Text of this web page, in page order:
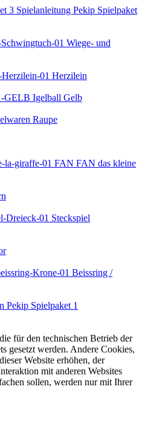
Spielanleitung Pekip Spielpaket
Wiege- und
Herzilein
Igelball Gelb
Raupe
FAN FAN das kleine
Steckspiel
Beissring /
Pekip Spielpaket 1
für den technischen Betrieb der
gesetzt werden. Andere Cookies,
Website erhöhen, der
mit anderen Websites
sollen, werden nur mit Ihrer